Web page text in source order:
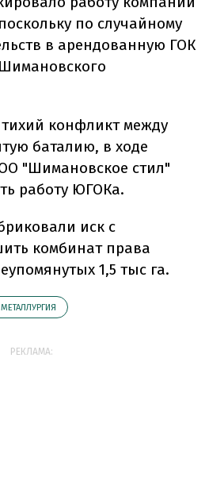
по случайному
в арендованную ГОК
конфликт между
баталию, в ходе
"Шимановское стил"
работу ЮГОКа.
иск с
комбинат права
1,5 тыс га.
МЕТАЛЛУРГИЯ
РЕКЛАМА: